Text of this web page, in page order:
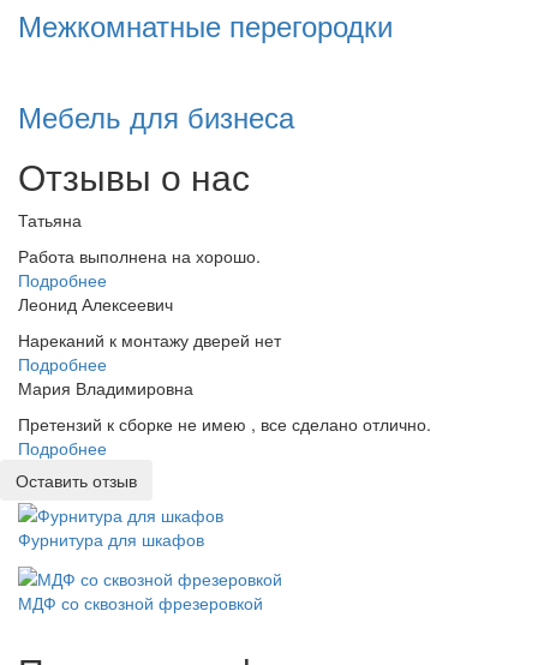
Межкомнатные перегородки
Мебель для бизнеса
Отзывы о нас
Татьяна
Работа выполнена на хорошо.
Подробнее
Леонид Алексеевич
Нареканий к монтажу дверей нет
Подробнее
Мария Владимировна
Претензий к сборке не имею , все сделано отлично.
Подробнее
Оставить отзыв
Фурнитура для шкафов
МДФ со сквозной фрезеровкой